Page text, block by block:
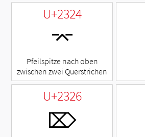
U+2324
⌤
Pfeilspitze nach oben
zwischen zwei Querstrichen
U+2326
⌦